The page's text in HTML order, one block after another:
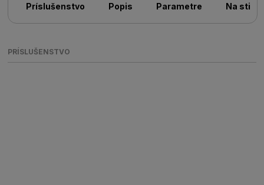
Príslušenstvo Popis Parametre Na
PRÍSLUŠENSTVO